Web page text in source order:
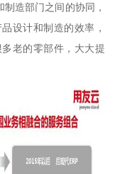
造部门之间的协同，
设计和制造的效率，
老的零部件，大大提